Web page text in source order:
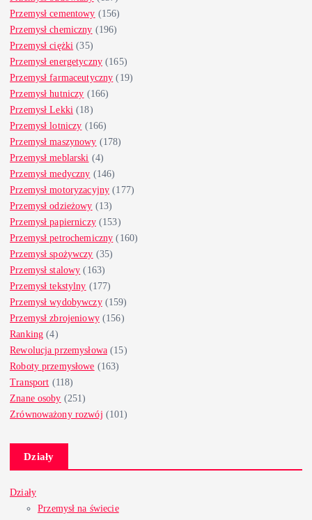
Przemysł cementowy (156)
Przemysł chemiczny (196)
Przemysł ciężki (35)
Przemysł energetyczny (165)
Przemysł farmaceutyczny (19)
Przemysł hutniczy (166)
Przemysł Lekki (18)
Przemysł lotniczy (166)
Przemysł maszynowy (178)
Przemysł meblarski (4)
Przemysł medyczny (146)
Przemysł motoryzacyjny (177)
Przemysł odzieżowy (13)
Przemysł papierniczy(153)
Przemysł petrochemiczny (160)
Przemysł spożywczy (35)
Przemysł stalowy (163)
Przemysł tekstylny (177)
Przemysł wydobywczy(159)
Przemysł zbrojeniowy(156)
Ranking (4)
Rewolucja przemysłowa (15)
Roboty przemysłowe (163)
Transport (118)
Znane osoby (251)
Zrównoważony rozwój (101)
Działy
Działy
Przemysł na świecie